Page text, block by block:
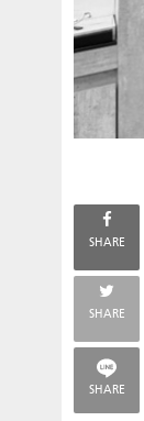
SHARE
SHARE
SHARE